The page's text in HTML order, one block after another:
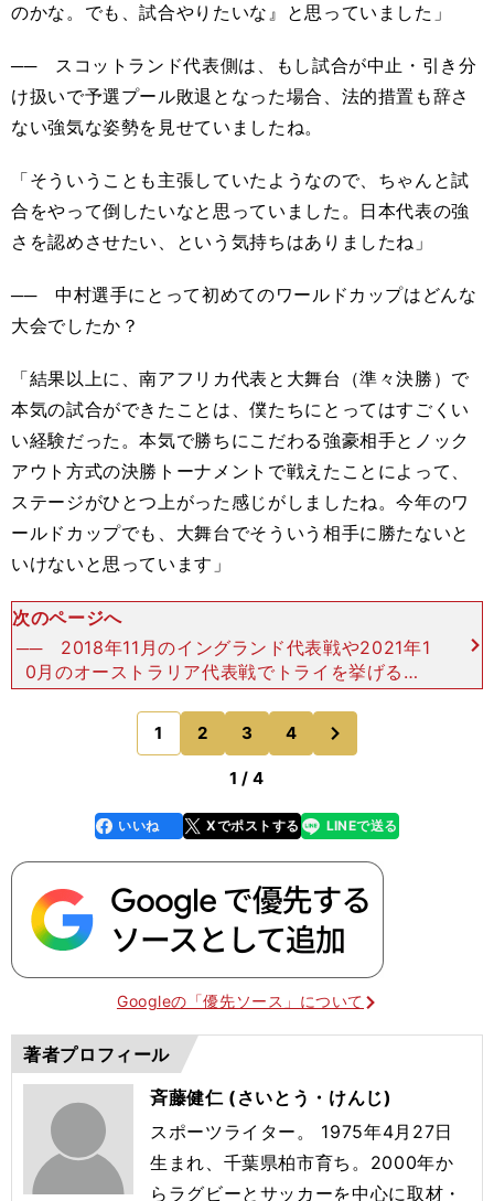
のかな。でも、試合やりたいな』と思っていました」
── スコットランド代表側は、もし試合が中止・引き分
け扱いで予選プール敗退となった場合、法的措置も辞さ
ない強気な姿勢を見せていましたね。
「そういうことも主張していたようなので、ちゃんと試
合をやって倒したいなと思っていました。日本代表の強
さを認めさせたい、という気持ちはありましたね」
── 中村選手にとって初めてのワールドカップはどんな
大会でしたか？
「結果以上に、南アフリカ代表と大舞台（準々決勝）で
本気の試合ができたことは、僕たちにとってはすごくい
い経験だった。本気で勝ちにこだわる強豪相手とノック
アウト方式の決勝トーナメントで戦えたことによって、
ステージがひとつ上がった感じがしましたね。今年のワ
ールドカップでも、大舞台でそういう相手に勝たないと
いけないと思っています」
次のページへ
── 2018年11月のイングランド代表戦や2021年1
0月のオーストラリア代表戦でトライを挙げるな
ど、最近の中村選手はアタックでもインパクトのあ
るプレーで目立っています。どのような心がけで試
合に臨ん
1 2 3 4
のページへ
1 / 4
faceboo
k
いいね Xでポストする
line LINEで送る
Googleの「優先ソース」について
著者プロフィール
斉藤健仁 (さいとう・けんじ)
スポーツライター。 1975年4月27日
生まれ、千葉県柏市育ち。2000年か
らラグビーとサッカーを中心に取材・